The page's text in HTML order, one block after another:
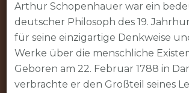
Blick
auf
sein
und
Arthur Schopenhauer war ein
deutscher Philosoph des 19.
für seine einzigartige Denkweise
Werke über die menschliche
Geboren am 22. Februar 1788 in
verbrachte er den Großteil seines